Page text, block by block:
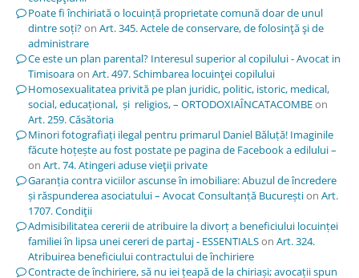
Poate fi închiriată o locuință proprietate comună doar de unul
dintre soți?on Art. 345. Actele de conservare, de folosinţă şi de
administrare
Ce este un plan parental? Interesul superior al copilului - Avocat in
Timisoaraon Art. 497. Schimbarea locuinţei copilului
Homosexualitatea privită pe plan juridic, politic, istoric, medical,
social, educațional, și religios, – ORTODOXIAÎNCATACOMBEon
Art. 259. Căsătoria
Minori fotografiați ilegal pentru primarul Daniel Băluță! Imaginile
făcute hoțește au fost postate pe pagina de Facebook a edilului –
on Art. 74. Atingeri aduse vieţii private
Garanția contra viciilor ascunse în imobiliare: Abuzul de încredere
și răspunderea asociatului – Avocat Consultanță Bucureștion Art.
1707. Condiţii
Admisibilitatea cererii de atribuire la divorț a beneficiului locuinței
familiei în lipsa unei cereri de partaj - ESSENTIALSon Art. 324.
Atribuirea beneficiului contractului de închiriere
Contracte de închiriere, să nu iei țeapă de la chiriași; avocații spun